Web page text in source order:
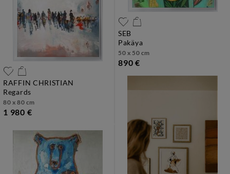
RAFFIN CHRISTIAN
regards
80 x 80 cm
1 980 €
SEB
pakäya
50 x 50 cm
890 €